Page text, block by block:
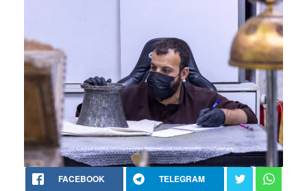
FACEBOOK TELEGRAM